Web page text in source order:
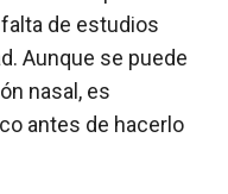
de estudios
Aunque se puede
nasal, es
antes de hacerlo